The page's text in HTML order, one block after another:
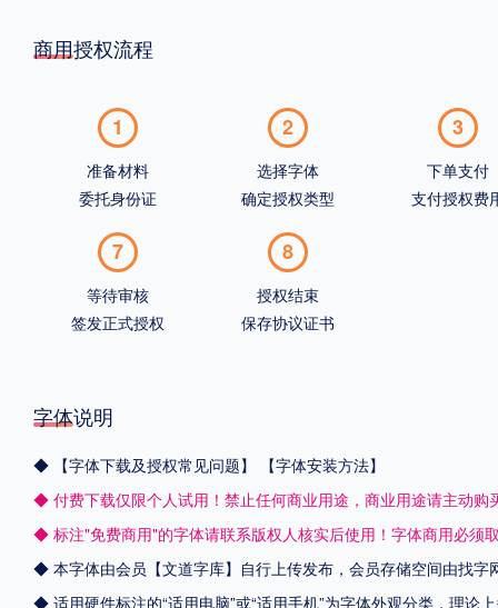
商用授权流程
1
准备材料
委托身份证
2
选择字体
确定授权类型
3
下单支付
支付授权费
7
等待审核
签发正式授权
8
授权结束
保存协议证书
字体说明
◆ 【字体下载及授权常见问题】
【字体安装方法】
◆ 付费下载仅限个人试用！禁止任何商业用途，商业用途请主动购
◆ 标注"免费商用"的字体请联系版权人核实后使用！字体商用必须
◆ 本字体由会员【文道字库】自行上传发布，会员存储空间由找
◆ 适用硬件标注的“适用电脑”或“适用手机”为字体外观分类，理论